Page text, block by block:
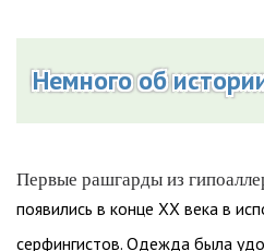
Немного об
Первые рашгарды из
появились в конце XX века в
серфингистов. Одежда была